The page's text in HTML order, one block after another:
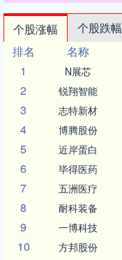
个股涨幅 个股跌幅
排名
名称
1
N展芯
2 锐翔智能
3 志特新材
4 博腾股份
5 近岸蛋白
6 毕得医药
7 五洲医疗
8 耐科装备
9 一博科技
10 方邦股份